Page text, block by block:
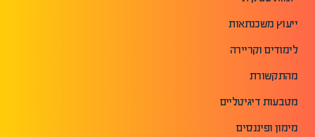
ייעוץ משכנתאות
לימודים וקריירה
מהתקשורת
מטבעות דיגיטליים
מימון ופיננסים